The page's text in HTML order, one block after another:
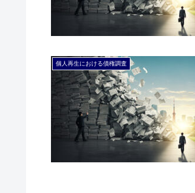
個人再生における債権調査